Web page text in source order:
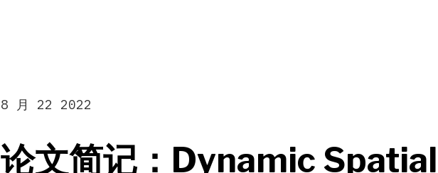
论文简记：Dynamic Spatial
8 月 22 2022